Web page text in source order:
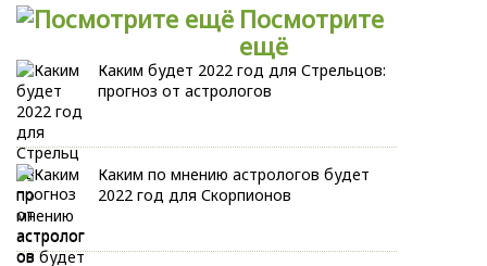
Посмотрите
ещё
Каким будет 2022 год для Стрельцов:
прогноз от астрологов
Каким по мнению астрологов будет
2022 год для Скорпионов